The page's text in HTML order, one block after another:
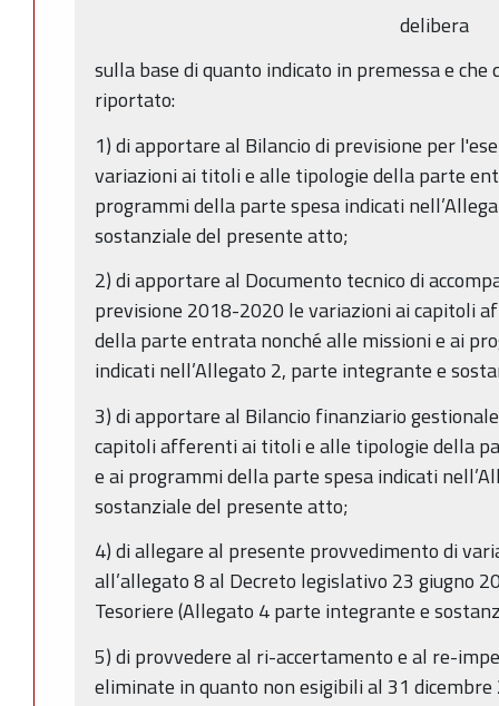
delibera
sulla base di quanto indicato in premessa e
riportato:
1) di apportare al Bilancio di previsione per
variazioni ai titoli e alle tipologie della parte
programmi della parte spesa indicati
sostanziale del presente atto;
2) di apportare al Documento tecnico di
previsione 2018-2020 le variazioni ai capitoli
della parte entrata nonché alle missioni e ai
indicati nell’Allegato 2, parte integrante e
3) di apportare al Bilancio finanziario
capitoli afferenti ai titoli e alle tipologie della
e ai programmi della parte spesa indicati
sostanziale del presente atto;
4) di allegare al presente provvedimento di
all’allegato 8 al Decreto legislativo 23 giugno
Tesoriere (Allegato 4 parte integrante e
5) di provvedere al ri-accertamento e al re-
eliminate in quanto non esigibili al 31